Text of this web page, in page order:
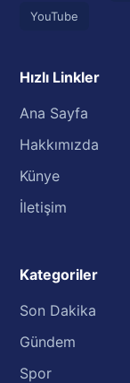
YouTube
Hızlı Linkler
Ana Sayfa
Hakkımızda
Künye
İletişim
Kategoriler
Son Dakika
Gündem
Spor